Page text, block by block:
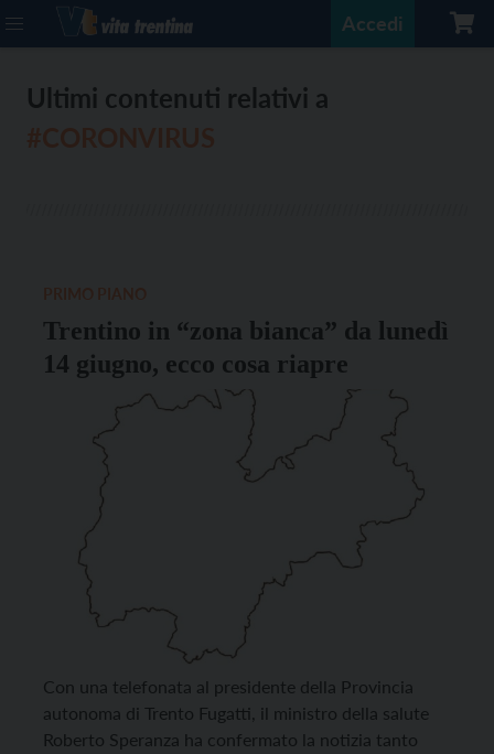
Accedi
Ultimi contenuti relativi a
Trentino in “zona bianca” da lunedì
14 giugno, ecco cosa riapre
Con una telefonata al presidente della Provincia
autonoma di Trento Fugatti, il ministro della salute
Roberto Speranza ha confermato la notizia tanto